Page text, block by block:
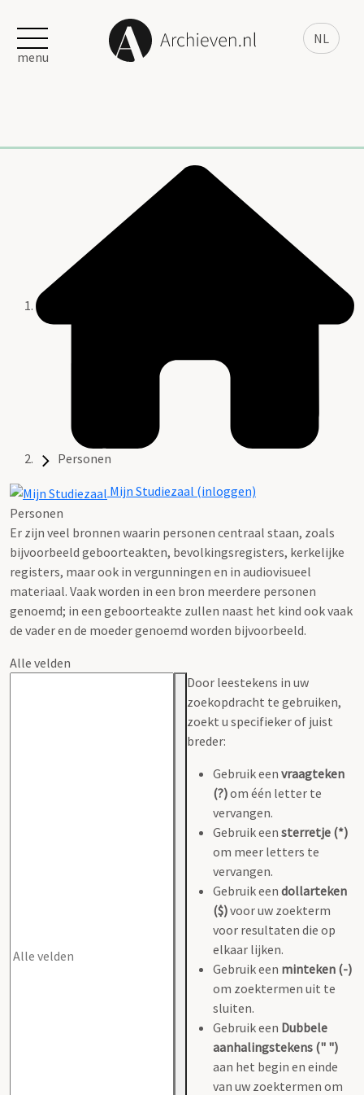
NL
menu
Personen
Mijn Studiezaal (inloggen)
Personen
Er zijn veel bronnen waarin personen centraal staan, zoals
bijvoorbeeld geboorteakten, bevolkingsregisters, kerkelijke
registers, maar ook in vergunningen en in audiovisueel
materiaal. Vaak worden in een bron meerdere personen
genoemd; in een geboorteakte zullen naast het kind ook vaak
de vader en de moeder genoemd worden bijvoorbeeld.
Alle velden
Door leestekens in uw
zoekopdracht te gebruiken,
zoekt u specifieker of juist
breder:
Gebruik een vraagteken
(?)om één letter te
vervangen.
Gebruik een sterretje (*)
om meer letters te
vervangen.
Gebruik een dollarteken
($)voor uw zoekterm
voor resultaten die op
elkaar lijken.
Gebruik een minteken (-)
om zoektermen uit te
sluiten.
Gebruik een Dubbele
aanhalingstekens (" ")
aan het begin en einde
van uw zoektermen om